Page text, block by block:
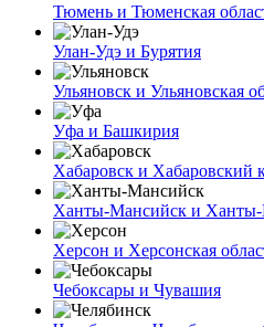
Тюмень и Тюменская
Улан-Удэ и Бурятия
Ульяновск и Ульяновская
Уфа и Башкирия
Хабаровск и Хабаровский
Ханты-Мансийск и
Херсон и Херсонская
Чебоксары и Чувашия